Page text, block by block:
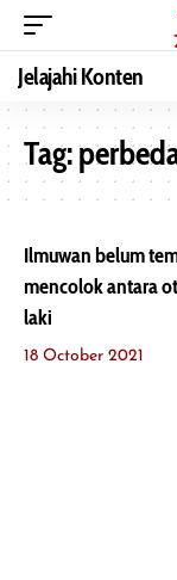
Jelajahi Konten
Tag:
Ilmuwan belum
mencolok antara
laki
18 October 2021